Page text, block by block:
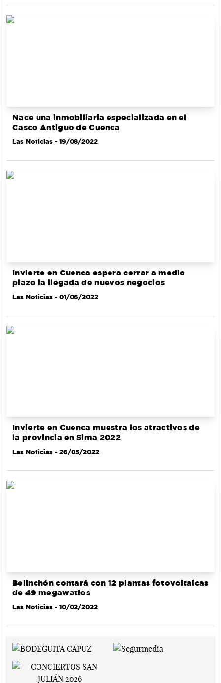
Nace una inmobiliaria especializada en el
Casco Antiguo de Cuenca
Las Noticias - 19/08/2022
Invierte en Cuenca espera cerrar a medio
plazo la llegada de nuevos negocios
Las Noticias - 01/06/2022
Invierte en Cuenca muestra los atractivos de
la provincia en Sima 2022
Las Noticias - 26/05/2022
Belinchón contará con 12 plantas fotovoltaicas
de 49 megawatios
Las Noticias - 10/02/2022